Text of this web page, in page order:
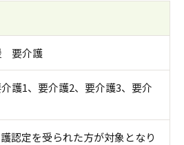
要介護
護1、要介護2、要介護3、要介
認定を受られた方が対象となり